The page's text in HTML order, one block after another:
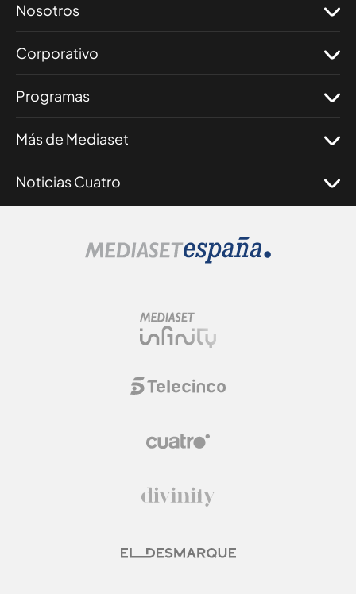
Nosotros
Corporativo
Programas
Más de Mediaset
Noticias Cuatro